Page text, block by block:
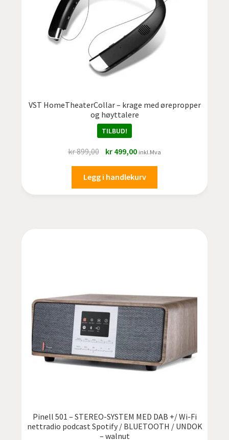
VST HomeTheaterCollar – krage med ørepropper
og høyttalere
TILBUD!
kr899,00 Opprinnelig
var:
kr 899,00.
kr 499,00Nåværende
er:
kr 499,00.
inkl.Mva
Legg i handlekurv
Pinell 501 – STEREO-SYSTEM MED DAB +/ Wi-Fi
nettradio podcast Spotify / BLUETOOTH / UNDOK
– walnut